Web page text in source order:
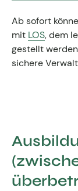
Ab sofort
mit LOS, dem
gestellt
sichere